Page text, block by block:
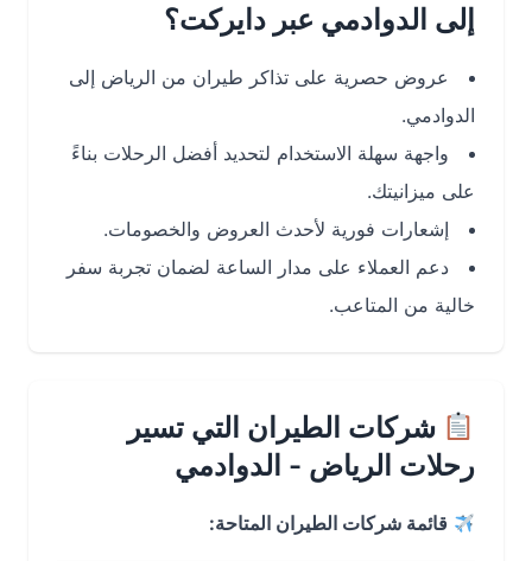
إلى الدوادمي عبر دايركت؟
عروض حصرية على تذاكر طيران من الرياض إلى
الدوادمي.
واجهة سهلة الاستخدام لتحديد أفضل الرحلات بناءً
على ميزانيتك.
إشعارات فورية لأحدث العروض والخصومات.
دعم العملاء على مدار الساعة لضمان تجربة سفر
خالية من المتاعب.
شركات الطيران التي تسير
رحلات الرياض - الدوادمي
قائمة شركات الطيران المتاحة: